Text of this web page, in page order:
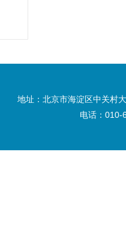
地址：北京市海淀区中关村
电话：